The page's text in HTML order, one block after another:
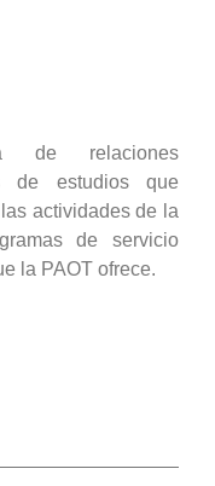
de relaciones
de estudios que
actividades de la
de servicio
la PAOT ofrece.